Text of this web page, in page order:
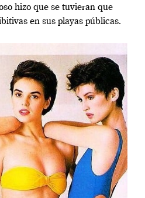
hizo que se tuvieran que
en sus playas públicas.